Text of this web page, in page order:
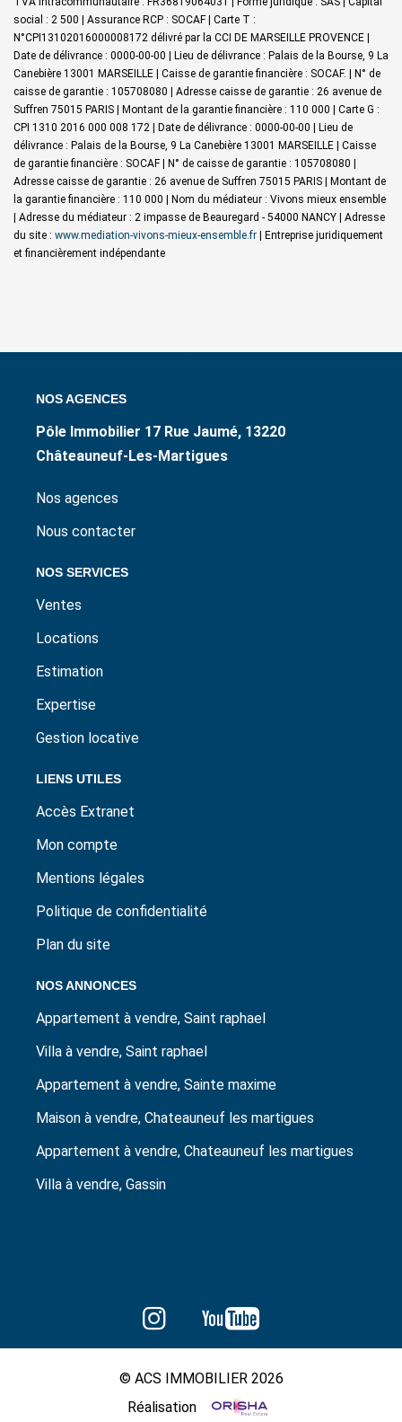
social : 2 500 | Assurance RCP : SOCAF | Carte T :
N°CPI13102016000008172 délivré par la CCI DE MARSEILLE PROVENCE |
Date de délivrance : 0000-00-00 | Lieu de délivrance : Palais de la Bourse, 9 La
Canebière 13001 MARSEILLE | Caisse de garantie financière : SOCAF. | N° de
caisse de garantie : 105708080 | Adresse caisse de garantie : 26 avenue de
Suffren 75015 PARIS | Montant de la garantie financière : 110 000 | Carte G :
CPI 1310 2016 000 008 172 | Date de délivrance : 0000-00-00 | Lieu de
délivrance : Palais de la Bourse, 9 La Canebière 13001 MARSEILLE | Caisse
de garantie financière : SOCAF | N° de caisse de garantie : 105708080 |
Adresse caisse de garantie : 26 avenue de Suffren 75015 PARIS | Montant de
la garantie financière : 110 000 | Nom du médiateur : Vivons mieux ensemble
| Adresse du médiateur : 2 impasse de Beauregard - 54000 NANCY | Adresse
du site : www.mediation-vivons-mieux-ensemble.fr | Entreprise juridiquement
et financièrement indépendante
NOS AGENCES
Pôle Immobilier 17 Rue Jaumé, 13220
Châteauneuf-Les-Martigues
Nos agences
Nous contacter
NOS SERVICES
Ventes
Locations
Estimation
Expertise
Gestion locative
LIENS UTILES
Accès Extranet
Mon compte
Mentions légales
Politique de confidentialité
Plan du site
NOS ANNONCES
Appartement à vendre, Saint raphael
Villa à vendre, Saint raphael
Appartement à vendre, Sainte maxime
Maison à vendre, Chateauneuf les martigues
Appartement à vendre, Chateauneuf les martigues
Villa à vendre, Gassin
© ACS IMMOBILIER 2026
Réalisation